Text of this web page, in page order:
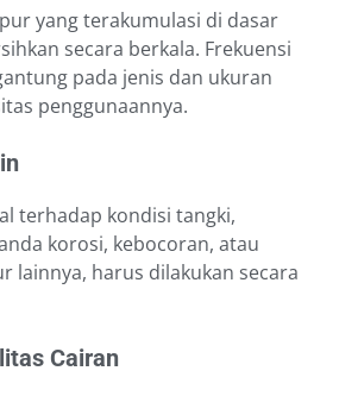
yang terakumulasi di dasar
secara berkala. Frekuensi
pada jenis dan ukuran
penggunaannya.
terhadap kondisi tangki,
korosi, kebocoran, atau
lainnya, harus dilakukan secara
Cairan